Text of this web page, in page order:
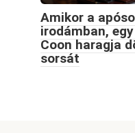
Amikor a
irodámban,
Coon haragja
sorsát